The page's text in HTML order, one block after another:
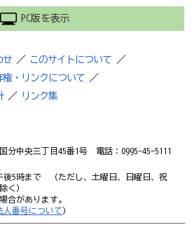
PC版を表示
せ ／ このサイトについて
／
権・リンクについて
／
／ リンク集
分中央三丁目45番1号 電話：0995-45-5111
後5時まで （ただし、土曜日、日曜日、祝
く）
合があります。
人番号について）